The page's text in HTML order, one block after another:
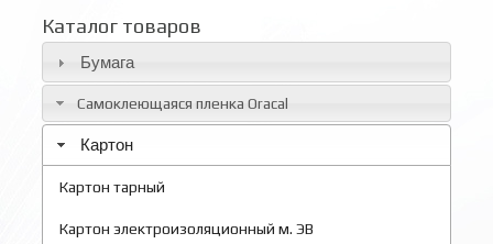
Каталог товаров
Бумага
Самоклеющаяся пленка Oracal
Картон
Картон тарный
Картон электроизоляционный м. ЭВ